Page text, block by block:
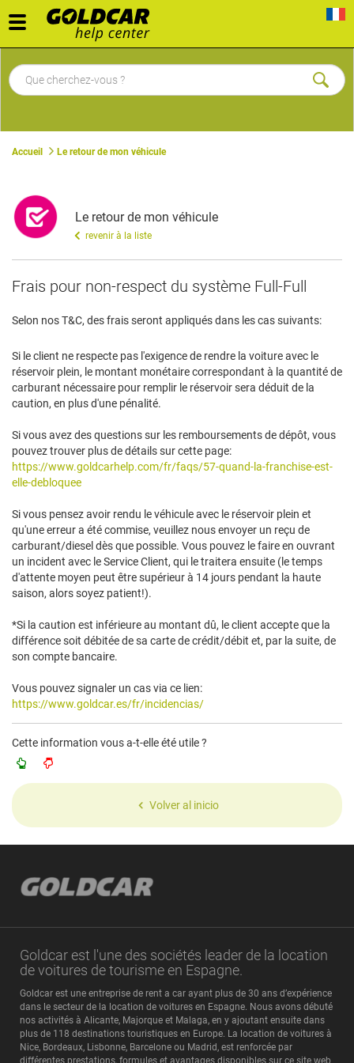
Toggle
navigation
Accueil Le retour de mon véhicule
Le retour de mon véhicule
revenir à la liste
​Frais pour non-respect du système Full-Full
Selon nos T&C, des frais seront appliqués dans les cas suivants:
Si le client ne respecte pas l'exigence de rendre la voiture avec le
réservoir plein, le montant monétaire correspondant à la quantité de
carburant nécessaire pour remplir le réservoir sera déduit de la
caution, en plus d'une pénalité.
Si vous avez des questions sur les remboursements de dépôt, vous
pouvez trouver plus de détails sur cette page:
https://www.goldcarhelp.com/fr/faqs/57-quand-la-franchise-est-
elle-debloquee
Si vous pensez avoir rendu le véhicule avec le réservoir plein et
qu'une erreur a été commise, veuillez nous envoyer un reçu de
carburant/diesel dès que possible. Vous pouvez le faire en ouvrant
un incident avec le Service Client, qui le traitera ensuite (le temps
d'attente moyen peut être supérieur à 14 jours pendant la haute
saison, alors soyez patient!).
*Si la caution est inférieure au montant dû, le client accepte que la
différence soit débitée de sa carte de crédit/débit et, par la suite, de
son compte bancaire.
Vous pouvez signaler un cas via ce lien:
https://www.goldcar.es/fr/incidencias/
Cette information vous a-t-elle été utile ?
Volver al inicio
Goldcar est l'une des sociétés leader de la location
de voitures de tourisme en Espagne.
Goldcar est une entreprise de rent a car ayant plus de 30 ans d’expérience
dans le secteur de la location de voitures en Espagne. Nous avons débuté
nos activités à Alicante, Majorque et Malaga, en y ajoutant ensuite dans
plus de 118 destinations touristiques en Europe. La location de voitures à
Nice, Bordeaux, Lisbonne, Barcelone ou Madrid, est renforcée par
différentes prestations, formules et avantages disponibles sur ce site web